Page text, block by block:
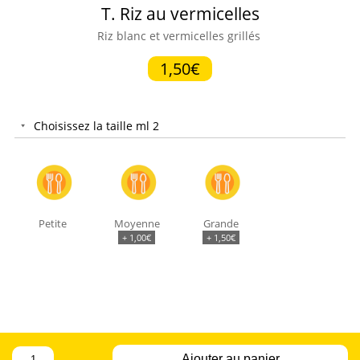
T. Riz au vermicelles
Riz blanc et vermicelles grillés
1,50€
Choisissez la taille ml 2
Petite Moyenne
+ 1,00€
Grande
+ 1,50€
quantité